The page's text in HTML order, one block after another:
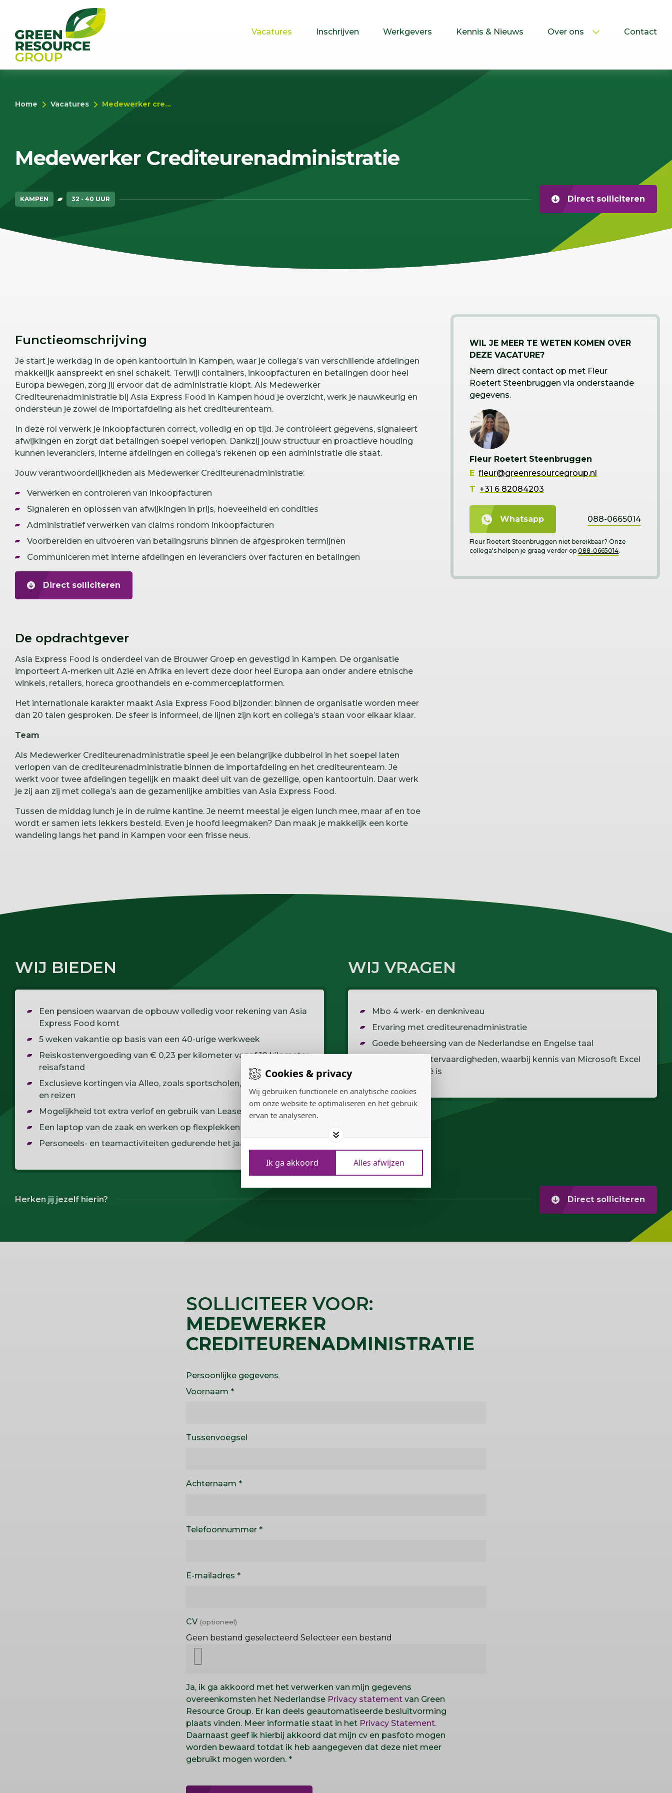
Cookies & privacy
Wij gebruiken functionele en analytische cookies
om onze website te optimaliseren en het gebruik
ervan te analyseren.
Ik ga akkoord Alles afwijzen
Vacatures Inschrijven Werkgevers Kennis & Nieuws Over ons Contact
Home Vacatures Medewerker cre...
Medewerker Crediteurenadministratie
KAMPEN 32 - 40 UUR Direct solliciteren
Functieomschrijving
Je start je werkdag in de open kantoortuin in Kampen, waar je collega’s van verschillende afdelingen
makkelijk aanspreekt en snel schakelt. Terwijl containers, inkoopfacturen en betalingen door heel
Europa bewegen, zorg jij ervoor dat de administratie klopt. Als Medewerker
Crediteurenadministratie bij Asia Express Food in Kampen houd je overzicht, werk je nauwkeurig en
ondersteun je zowel de importafdeling als het crediteurenteam.
In deze rol verwerk je inkoopfacturen correct, volledig en op tijd. Je controleert gegevens, signaleert
afwijkingen en zorgt dat betalingen soepel verlopen. Dankzij jouw structuur en proactieve houding
kunnen leveranciers, interne afdelingen en collega’s rekenen op een administratie die staat.
Jouw verantwoordelijkheden als Medewerker Crediteurenadministratie:
Verwerken en controleren van inkoopfacturen
Signaleren en oplossen van afwijkingen in prijs, hoeveelheid en condities
Administratief verwerken van claims rondom inkoopfacturen
Voorbereiden en uitvoeren van betalingsruns binnen de afgesproken termijnen
Communiceren met interne afdelingen en leveranciers over facturen en betalingen
Direct solliciteren
De opdrachtgever
Asia Express Food is onderdeel van de Brouwer Groep en gevestigd in Kampen. De organisatie
importeert A-merken uit Azië en Afrika en levert deze door heel Europa aan onder andere etnische
winkels, retailers, horeca groothandels en e-commerceplatformen.
Het internationale karakter maakt Asia Express Food bijzonder: binnen de organisatie worden meer
dan 20 talen gesproken. De sfeer is informeel, de lijnen zijn kort en collega’s staan voor elkaar klaar.
Team
Als Medewerker Crediteurenadministratie speel je een belangrijke dubbelrol in het soepel laten
verlopen van de crediteurenadministratie binnen de importafdeling en het crediteurenteam. Je
werkt voor twee afdelingen tegelijk en maakt deel uit van de gezellige, open kantoortuin. Daar werk
je zij aan zij met collega’s aan de gezamenlijke ambities van Asia Express Food.
Tussen de middag lunch je in de ruime kantine. Je neemt meestal je eigen lunch mee, maar af en toe
wordt er samen iets lekkers besteld. Even je hoofd leegmaken? Dan maak je makkelijk een korte
wandeling langs het pand in Kampen voor een frisse neus.
WIL JE MEER TE WETEN KOMEN OVER
DEZE VACATURE?
Neem direct contact op met Fleur
Roetert Steenbruggen via onderstaande
gegevens.
Fleur Roetert Steenbruggen
E fleur@greenresourcegroup.nl
T +31 6 82084203
Whatsapp 088-0665014
Fleur Roetert Steenbruggen niet bereikbaar? Onze
collega's helpen je graag verder op088-0665014.
WIJ BIEDEN
Een pensioen waarvan de opbouw volledig voor rekening van Asia
Express Food komt
5 weken vakantie op basis van een 40-urige werkweek
Reiskostenvergoeding van € 0,23 per kilometer vanaf 10 kilometer
reisafstand
Exclusieve kortingen via Alleo, zoals sportscholen, uitjes, cursussen
en reizen
Mogelijkheid tot extra verlof en gebruik van Lease a Bike
Een laptop van de zaak en werken op flexplekken in de kantoortuin
Personeels- en teamactiviteiten gedurende het jaar
WIJ VRAGEN
Mbo 4 werk- en denkniveau
Ervaring met crediteurenadministratie
Goede beheersing van de Nederlandse en Engelse taal
Goede computervaardigheden, waarbij kennis van Microsoft Excel
en SAP een pré is
Herken jij jezelf hierin? Direct solliciteren
SOLLICITEER VOOR:
MEDEWERKER
CREDITEURENADMINISTRATIE
Persoonlijke gegevens
Voornaam
Tussenvoegsel
Achternaam
Telefoonnummer
E-mailadres
CV
Geen bestand geselecteerd Selecteer een bestand
Ja, ik ga akkoord met het verwerken van mijn gegevens
overeenkomsten het Nederlandse Privacy statement van Green
Resource Group. Er kan deels geautomatiseerde besluitvorming
plaats vinden. Meer informatie staat in het Privacy Statement.
Daarnaast geef ik hierbij akkoord dat mijn cv en pasfoto mogen
worden bewaard totdat ik heb aangegeven dat deze niet meer
gebruikt mogen worden.